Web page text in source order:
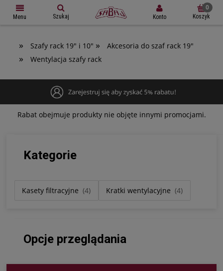
Menu Szukaj Konto Koszyk
» Szafy rack 19" i 10" » Akcesoria do szaf rack 19"
» Wentylacja szafy rack
Rabat obejmuje produkty nie objęte innymi promocjami.
Kategorie
Kasety filtracyjne (4) Kratki wentylacyjne (4)
Opcje przeglądania